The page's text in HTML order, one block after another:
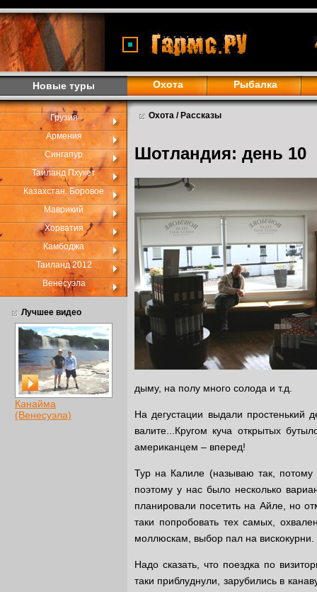
Новые туры Охота Рыбалка
Грузия
Армения
Сингапур
Таиланд Пхукет
Казахстан. Боровое
Маврикий
Хорватия
Камбоджа
Таиланд 2012
Венесуэла
Лучшее видео
Канайма
(Венесуэла)
Охота / Рассказы
Шотландия: день 10
дыму, на полу много солода и т.д.
На дегустации выдали
валите...Кругом куча открытых
американцем – вперед!
Тур на Калиле (называю так, потому
поэтому у нас было несколько
планировали посетить на Айле, но
таки попробовать тех самых,
моллюскам, выбор пал на вискокурни.
Надо сказать, что поездка по
таки приблуднули, зарубились в